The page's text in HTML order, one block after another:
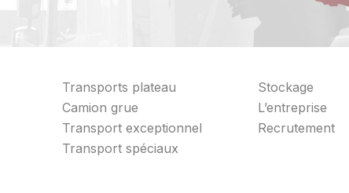
Transports plateau
Camion grue
Transport exceptionnel
Transport spéciaux
Stockage
L’entreprise
Recrutement